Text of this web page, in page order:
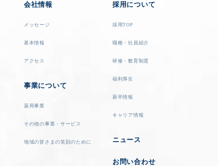
会社情報
メッセージ
基本情報
アクセス
事業について
薬局事業
その他の事業・サービス
地域の皆さまの笑顔のために
採用について
採用TOP
職種・社員紹介
研修・教育制度
福利厚生
新卒情報
キャリア情報
ニュース
お問い合わせ